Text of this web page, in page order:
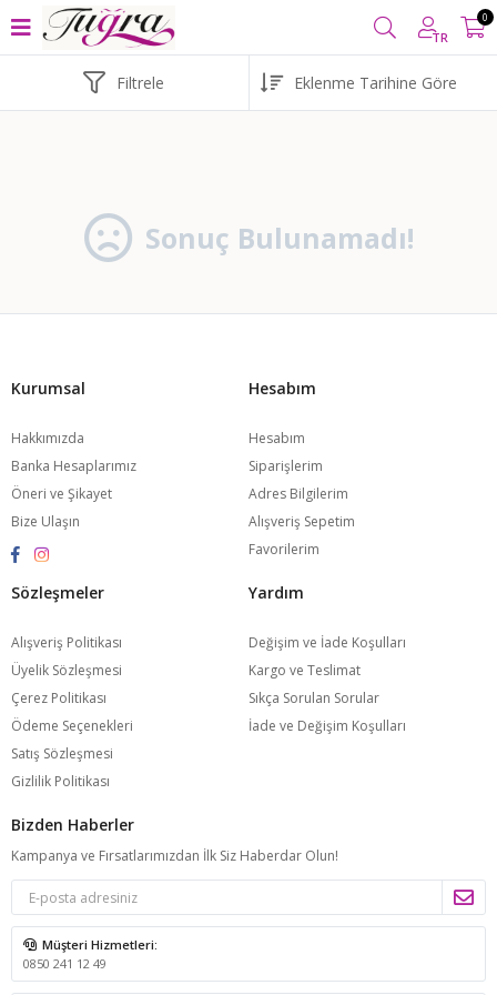
TL VE ÜZERİ ALIŞVERİŞLERİNİZDE
TR
0
Filtrele
Sonuç Bulunamadı!
Kurumsal
Hakkımızda
Banka Hesaplarımız
Öneri ve Şikayet
Bize Ulaşın
Hesabım
Hesabım
Siparişlerim
Adres Bilgilerim
Alışveriş Sepetim
Favorilerim
Sözleşmeler
Alışveriş Politikası
Üyelik Sözleşmesi
Çerez Politikası
Ödeme Seçenekleri
Satış Sözleşmesi
Gizlilik Politikası
Yardım
Değişim ve İade Koşulları
Kargo ve Teslimat
Sıkça Sorulan Sorular
İade ve Değişim Koşulları
Bizden Haberler
Kampanya ve Fırsatlarımızdan İlk Siz Haberdar Olun!
Müşteri Hizmetleri:
0850 241 12 49